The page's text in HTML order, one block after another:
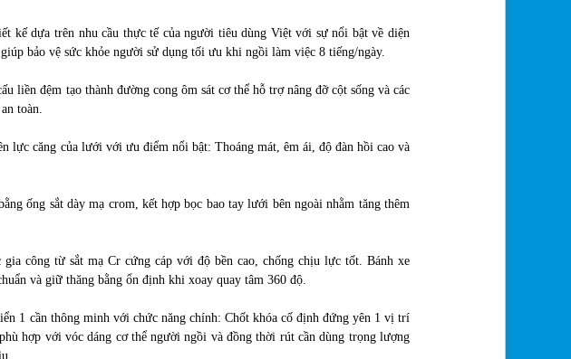
kế dựa trên nhu cầu thực tế của người tiêu dùng Việt với sự nổi bật về diện
bảo vệ sức khỏe người sử dụng tối ưu khi ngồi làm việc 8 tiếng/ngày.
liền đệm tạo thành đường cong ôm sát cơ thể hỗ trợ nâng đỡ cột sống và các
toàn.
lực căng của lưới với ưu điểm nổi bật: Thoáng mát, êm ái, độ đàn hồi cao và
ống sắt dày mạ crom, kết hợp bọc bao tay lưới bên ngoài nhằm tăng thêm
gia công từ sắt mạ Cr cứng cáp với độ bền cao, chống chịu lực tốt. Bánh xe
và giữ thăng bằng ổn định khi xoay quay tâm 360 độ.
1 cần thông minh với chức năng chính: Chốt khóa cố định đứng yên 1 vị trí
hợp với vóc dáng cơ thể người ngồi và đồng thời rút cần dùng trọng lượng